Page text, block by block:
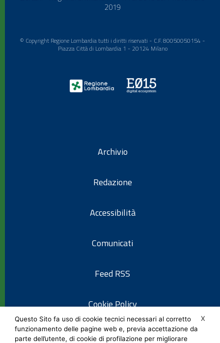
2019
© Copyright Regione Lombardia tutti i diritti riservati - C.F. 80050050154 -
Piazza Città di Lombardia 1 - 20124 Milano
Archivio
Redazione
Accessibilità
Comunicati
Feed RSS
Cookie Policy
Informativa privacy
X
Questo Sito fa uso di cookie tecnici necessari al corretto
funzionamento delle pagine web e, previa accettazione da
parte dell’utente, di cookie di profilazione per migliorare